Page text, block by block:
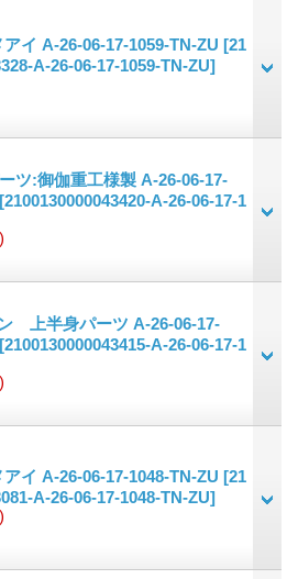
イ A-26-06-17-1059-TN-ZU [21
A-26-06-17-1059-TN-ZU]
ツ:御伽重工様製 A-26-06-17-
[2100130000043420-A-26-06-17-1
上半身パーツ A-26-06-17-
[2100130000043415-A-26-06-17-1
イ A-26-06-17-1048-TN-ZU [21
A-26-06-17-1048-TN-ZU]